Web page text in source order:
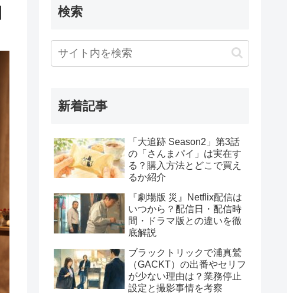
検索
新着記事
「大追跡 Season2」第3話
の「さんまパイ」は実在す
る？購入方法とどこで買え
るか紹介
『劇場版 災』Netflix配信は
いつから？配信日・配信時
間・ドラマ版との違いを徹
底解説
ブラックトリックで浦真鷲
（GACKT）の出番やセリフ
が少ない理由は？業務停止
設定と撮影事情を考察